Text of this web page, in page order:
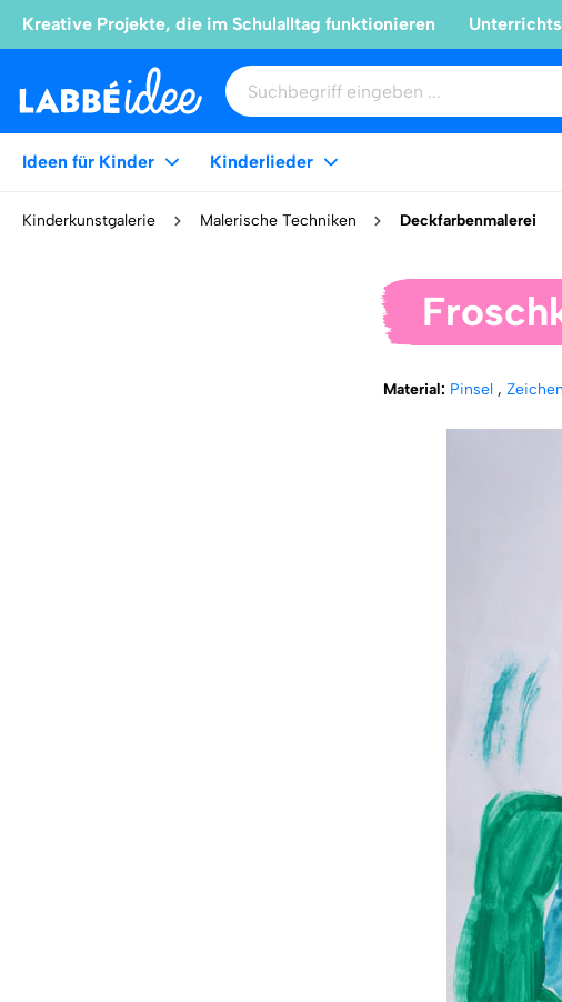
Kreative Projekte, die im Schulalltag funktionieren
Ideen für Kinder Kinderlieder
Kinderkunstgalerie Malerische Techniken Deckfarbenmalerei
Material: Pinsel ,